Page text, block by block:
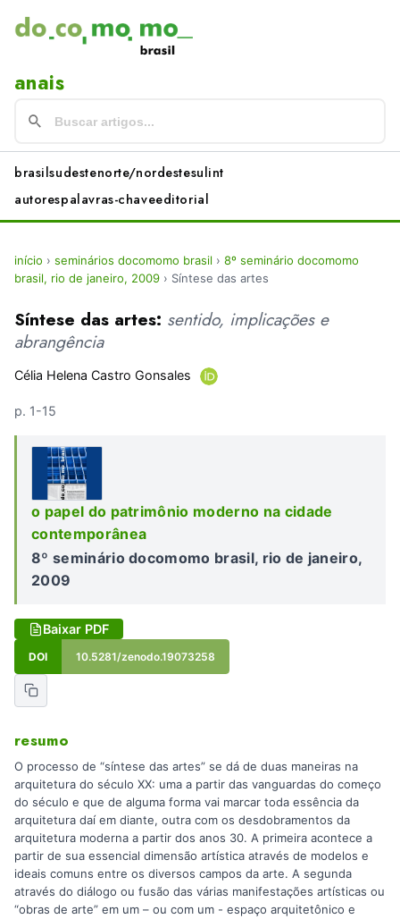
anais
brasilsudestenorte/nordestesulint
autorespalavras-chaveeditorial
início › seminários docomomo brasil › 8º seminário docomomo
brasil, rio de janeiro, 2009 › Síntese das artes
Síntese das artes: sentido, implicações e
abrangência
Célia Helena Castro Gonsales
p. 1-15
o papel do patrimônio moderno na cidade
contemporânea
8º seminário docomomo brasil, rio de janeiro,
2009
Baixar PDF
DOI 10.5281/zenodo.19073258
resumo
O processo de “síntese das artes” se dá de duas maneiras na
arquitetura do século XX: uma a partir das vanguardas do começo
do século e que de alguma forma vai marcar toda essência da
arquitetura daí em diante, outra com os desdobramentos da
arquitetura moderna a partir dos anos 30. A primeira acontece a
partir de sua essencial dimensão artística através de modelos e
ideais comuns entre os diversos campos da arte. A segunda
através do diálogo ou fusão das várias manifestações artísticas ou
“obras de arte” em um – ou com um - espaço arquitetônico e